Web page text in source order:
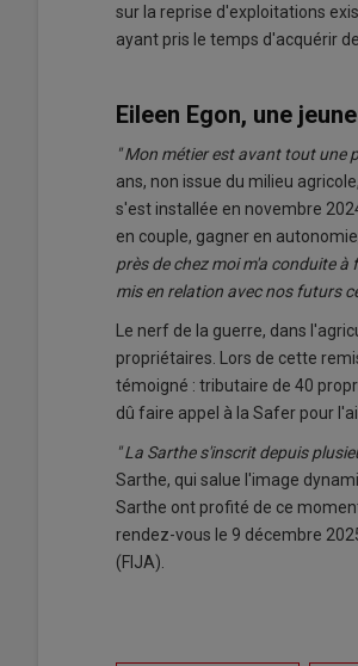
sur la reprise d'exploitations
ayant pris le temps d'acquérir
Eileen Egon, une
" Mon métier est avant tout une
ans, non issue du milieu
s'est installée en novembre
en couple, gagner en
près de chez moi m'a conduite
mis en relation avec nos futurs
Le nerf de la guerre, dans
propriétaires. Lors de cette
témoigné : tributaire de 40
dû faire appel à la Safer pour
" La Sarthe s'inscrit depuis
Sarthe, qui salue l'image
Sarthe ont profité de ce
rendez-vous le 9 décembre
(FIJA).